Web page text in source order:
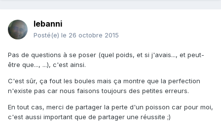
lebanni
Posté(e) le 26 octobre 2015
Pas de questions à se poser (quel poids, et si j'avais..., et peut-
être que..., ...), c'est ainsi.
C'est sûr, ça fout les boules mais ça montre que la perfection
n'existe pas car nous faisons toujours des petites erreurs.
En tout cas, merci de partager la perte d'un poisson car pour moi,
c'est aussi important que de partager une réussite ;)